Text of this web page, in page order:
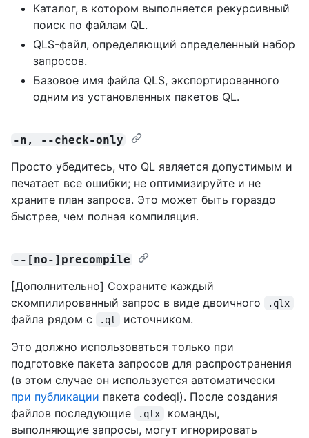
Каталог, в котором выполняется рекурсивный
поиск по файлам QL.
QLS-файл, определяющий определенный набор
запросов.
Базовое имя файла QLS, экспортированного
одним из установленных пакетов QL.
-n, --check-only
Просто убедитесь, что QL является допустимым и
печатает все ошибки; не оптимизируйте и не
храните план запроса. Это может быть гораздо
быстрее, чем полная компиляция.
--[no-]precompile
[Дополнительно] Сохраните каждый
скомпилированный запрос в виде двоичного
.qlx
файла рядом с .ql
источником.
Это должно использоваться только при
подготовке пакета запросов для распространения
(в этом случае он используется автоматически
при публикации пакета codeql). После создания
файлов последующие
.qlx
команды,
выполняющие запросы, могут игнорировать